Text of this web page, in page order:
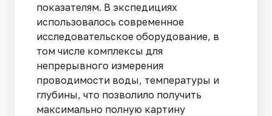
показателям. В экспедициях
использовалось современное
исследовательское оборудование, в
том числе комплексы для
непрерывного измерения
проводимости воды, температуры и
глубины, что позволило получить
максимально полную картину